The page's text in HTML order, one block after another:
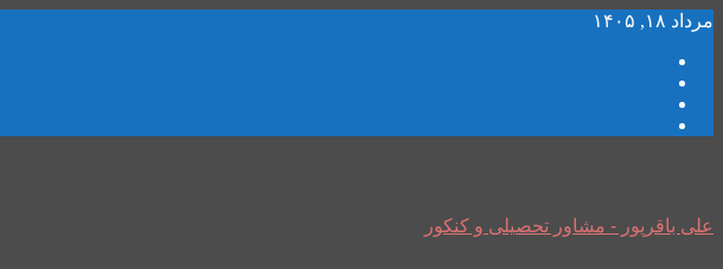
مرداد ۱۸, ۱۴۰۵
علی باقرپور - مشاور تحصیلی و کنکور